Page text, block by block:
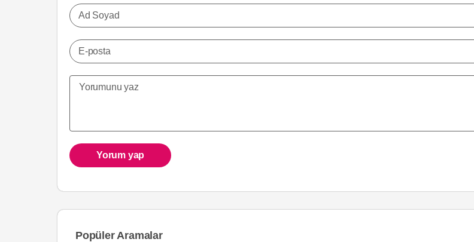
Ad Soyad
E-posta
Yorum yap
Popüler Aramalar